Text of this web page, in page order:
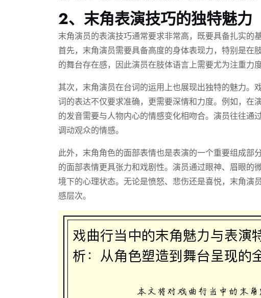
2、末角表演技巧的独特魅力
末角演员的表演技巧通常要求非常高，既要具备扎实的
首先，末角演员需要具备高度的身体表现力，特别是在
的舞台存在感，因此演员在肢体语言上需要尤为注重力
其次，末角演员在台词的运用上也展现出独特的魅力。
词的表达不仅要求准确，更需要深情和力度。例如，在
的发音需要与人物内心的情感变化相吻合。演员往往通
调动观众的情感。
此外，末角角色的面部表情也是表演的一个重要组成部
的面部表情更具张力和戏剧性。演员通过眼神、眉眼的
境下的心理状态。无论是愤怒、悲伤还是喜悦，末角演
感层次。